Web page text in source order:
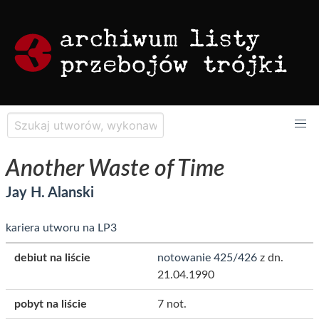
Another Waste of Time
Jay H. Alanski
kariera utworu na LP3
debiut na liście notowanie 425/426 z dn.
21.04.1990
pobyt na liście 7 not.